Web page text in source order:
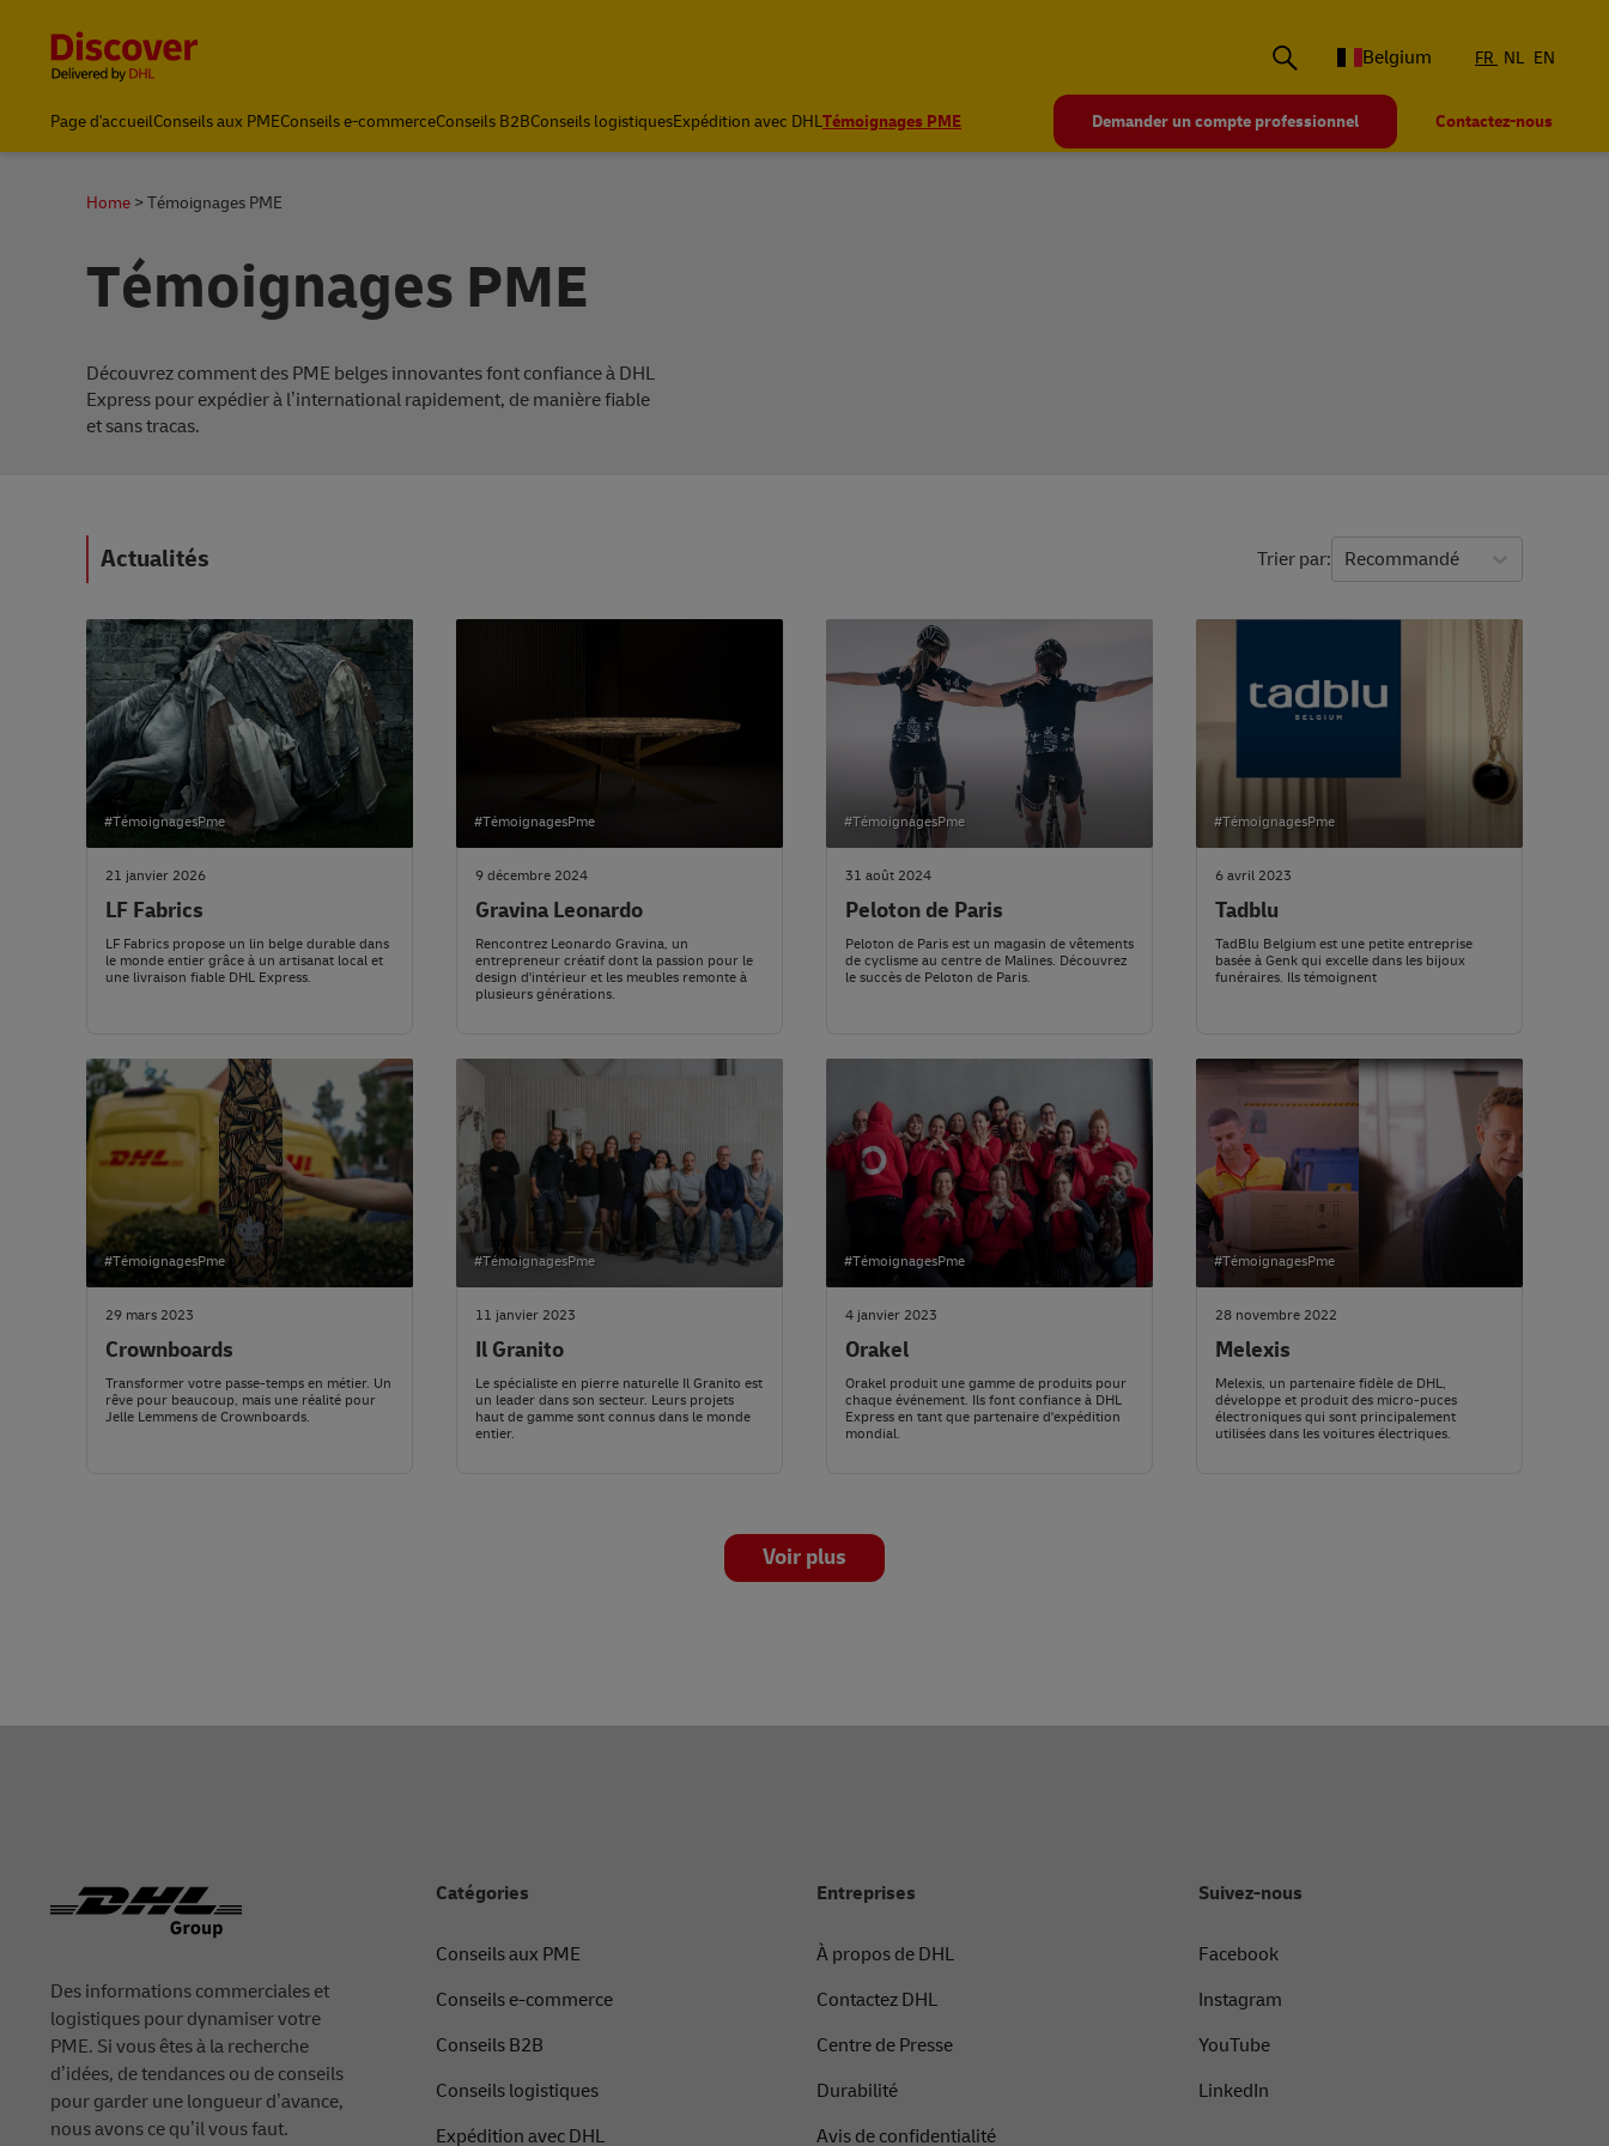
Belgium
FR NL EN
Page d'accueilConseils aux PMEConseils e-commerceConseils B2BConseils logistiquesExpédition avec DHLTémoignages PME Demander un compte professionnel Contactez-nous
Home Témoignages PME
Témoignages PME
Découvrez comment des PME belges innovantes font confiance à DHL
Express pour expédier à l’international rapidement, de manière fiable
et sans tracas.
Actualités Trier par Recommandé
#TémoignagesPme
21 janvier 2026
LF Fabrics
LF Fabrics propose un lin belge durable dans
le monde entier grâce à un artisanat local et
une livraison fiable DHL Express.
#TémoignagesPme
9 décembre 2024
Gravina Leonardo
Rencontrez Leonardo Gravina, un
entrepreneur créatif dont la passion pour le
design d'intérieur et les meubles remonte à
plusieurs générations.
#TémoignagesPme
31 août 2024
Peloton de Paris
Peloton de Paris est un magasin de vêtements
de cyclisme au centre de Malines. Découvrez
le succès de Peloton de Paris.
#TémoignagesPme
6 avril 2023
Tadblu
TadBlu Belgium est une petite entreprise
basée à Genk qui excelle dans les bijoux
funéraires. Ils témoignent
#TémoignagesPme
29 mars 2023
Crownboards
Transformer votre passe-temps en métier. Un
rêve pour beaucoup, mais une réalité pour
Jelle Lemmens de Crownboards.
#TémoignagesPme
11 janvier 2023
Il Granito
Le spécialiste en pierre naturelle Il Granito est
un leader dans son secteur. Leurs projets
haut de gamme sont connus dans le monde
entier.
#TémoignagesPme
4 janvier 2023
Orakel
Orakel produit une gamme de produits pour
chaque événement. Ils font confiance à DHL
Express en tant que partenaire d'expédition
mondial.
#TémoignagesPme
28 novembre 2022
Melexis
Melexis, un partenaire fidèle de DHL,
développe et produit des micro-puces
électroniques qui sont principalement
utilisées dans les voitures électriques.
Voir plus
Des informations commerciales et
logistiques pour dynamiser votre
PME. Si vous êtes à la recherche
d’idées, de tendances ou de conseils
pour garder une longueur d’avance,
nous avons ce qu’il vous faut.
Catégories
Conseils aux PME
Conseils e-commerce
Conseils B2B
Conseils logistiques
Expédition avec DHL
Entreprises
À propos de DHL
Contactez DHL
Centre de Presse
Durabilité
Avis de confidentialité
Suivez-nous
Facebook
Instagram
YouTube
LinkedIn